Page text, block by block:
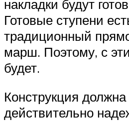
накладки будут
Готовые ступени
традиционный
марш. Поэтому, с
будет.
Конструкция
действительно